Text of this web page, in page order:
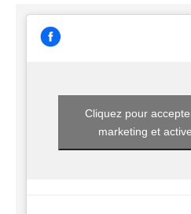
Cliquez pour
marketing et